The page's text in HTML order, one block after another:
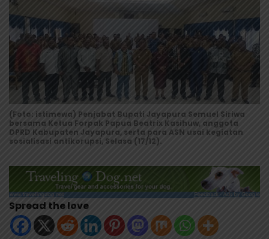
(Foto: istimewa) Penjabat Bupati Jayapura Semuel Siriwa
bersama Ketua Forpak Papua Beatrix Kasihuw, anggota
DPRD Kabupaten Jayapura, serta para ASN usai kegiatan
sosialisasi antikorupsi, Selasa (17/12).
Spread the love